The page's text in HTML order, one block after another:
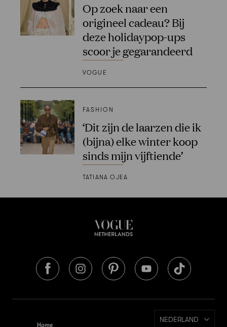
Op zoek naar een
origineel cadeau? Bij
deze holidaypop-ups
scoor je gegarandeerd
VOGUE
FASHION
‘Dit zijn de laarzen die ik
(bijna) elke winter koop
sinds mijn vijftiende’
TATIANA OJEA
Home
NEDERLAND